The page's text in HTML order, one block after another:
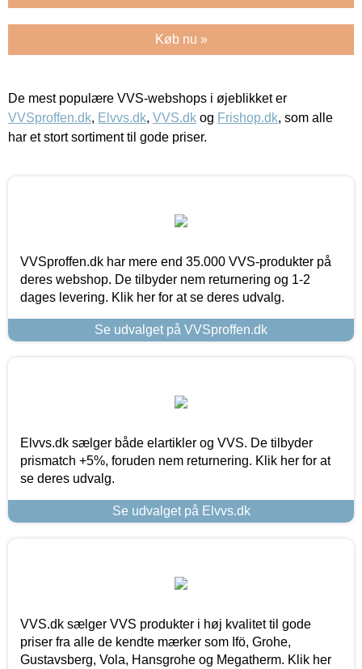
Køb nu »
De mest populære VVS-webshops i øjeblikket er
VVSproffen.dk, Elvvs.dk, VVS.dk og Frishop.dk, som alle
har et stort sortiment til gode priser.
VVSproffen.dk har mere end 35.000 VVS-produkter på
deres webshop. De tilbyder nem returnering og 1-2
dages levering. Klik her for at se deres udvalg.
Se udvalget på VVSproffen.dk
Elvvs.dk sælger både elartikler og VVS. De tilbyder
prismatch +5%, foruden nem returnering. Klik her for at
se deres udvalg.
Se udvalget på Elvvs.dk
VVS.dk sælger VVS produkter i høj kvalitet til gode
priser fra alle de kendte mærker som Ifö, Grohe,
Gustavsberg, Vola, Hansgrohe og Megatherm. Klik her